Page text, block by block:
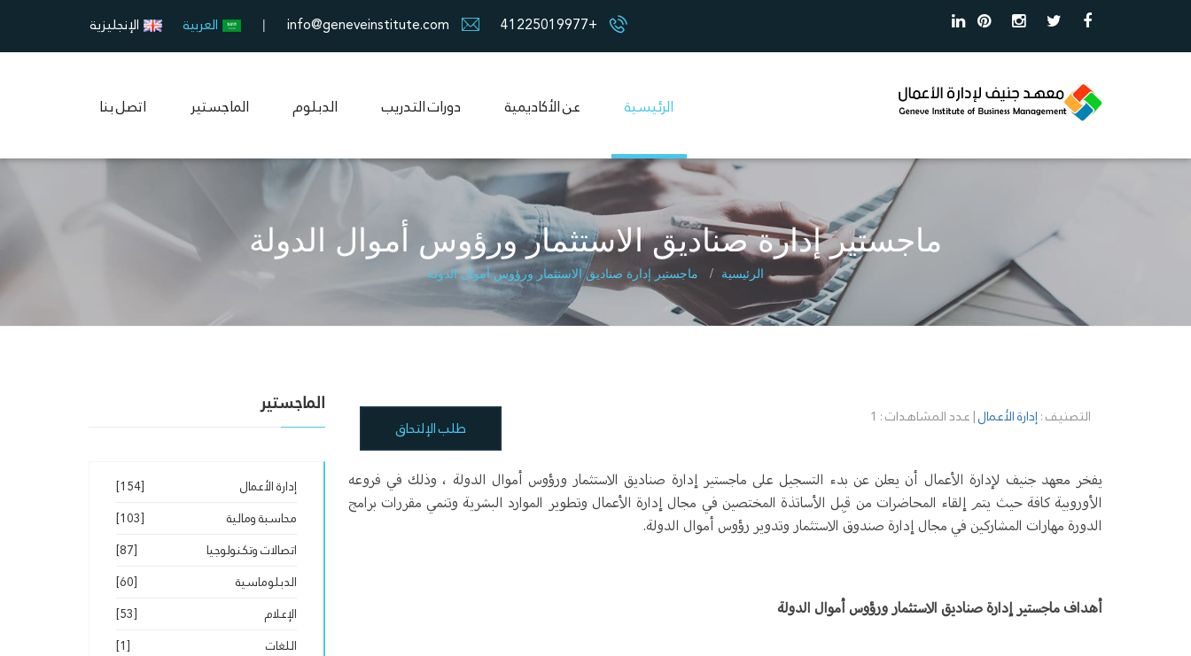
+41225019977
info@geneveinstitute.com
| العربية الإنجليزية
الرئيسية عن الأكاديمية دورات التدريب الدبلوم الماجستير اتصل بنا
ماجستير إدارة صناديق الاستثمار ورؤوس أموال الدولة
الرئيسية ماجستير إدارة صناديق الاستثمار ورؤوس أموال الدولة
التصنيف :إدارة الأعمال| عدد المشاهدات : 1 طلب الإلتحاق
يفخر معهد جنيف لإدارة الأعمال أن يعلن عن بدء التسجيل على ماجستير إدارة صناديق الاستثمار ورؤوس أموال الدولة ، وذلك في فروعه
الأوروبية كافة حيث يتم إلقاء المحاضرات من قِبل الأساتذة المختصين في مجال إدارة الأعمال وتطوير الموارد البشرية وتنمي مقررات برامج
الدورة مهارات المشاركين في مجال إدارة صندوق الاستثمار وتدوير رؤوس أموال الدولة.
أهداف ماجستير إدارة صناديق الاستثمار ورؤوس أموال الدولة
الماجستير
إدارة الأعمال
[154]
محاسبة ومالية
[103]
اتصالات وتكنولوجيا
[87]
الدبلوماسية
[60]
الإعلام
[53]
اللغات
[1]